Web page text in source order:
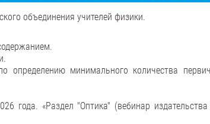
объединения учителей физики.
минимального количества
года. «Раздел "Оптика" (вебинар издательства